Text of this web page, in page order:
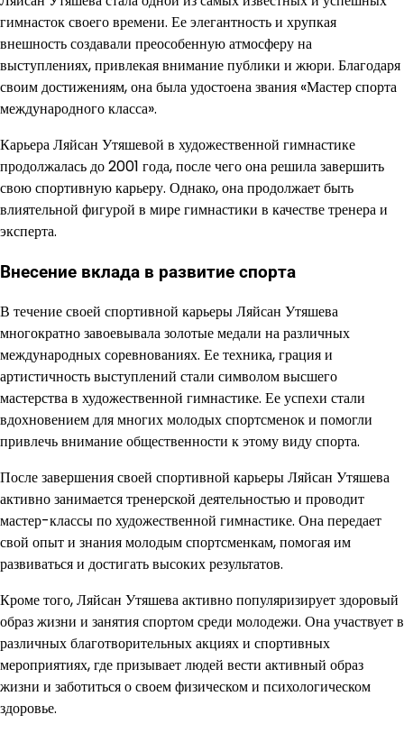
гимнасток своего времени. Ее элегантность и хрупкая
внешность создавали преособенную атмосферу на
выступлениях, привлекая внимание публики и жюри. Благодаря
своим достижениям, она была удостоена звания «Мастер спорта
международного класса».
Карьера Ляйсан Утяшевой в художественной гимнастике
продолжалась до 2001 года, после чего она решила завершить
свою спортивную карьеру. Однако, она продолжает быть
влиятельной фигурой в мире гимнастики в качестве тренера и
эксперта.
Внесение вклада в развитие спорта
В течение своей спортивной карьеры Ляйсан Утяшева
многократно завоевывала золотые медали на различных
международных соревнованиях. Ее техника, грация и
артистичность выступлений стали символом высшего
мастерства в художественной гимнастике. Ее успехи стали
вдохновением для многих молодых спортсменок и помогли
привлечь внимание общественности к этому виду спорта.
После завершения своей спортивной карьеры Ляйсан Утяшева
активно занимается тренерской деятельностью и проводит
мастер-классы по художественной гимнастике. Она передает
свой опыт и знания молодым спортсменкам, помогая им
развиваться и достигать высоких результатов.
Кроме того, Ляйсан Утяшева активно популяризирует здоровый
образ жизни и занятия спортом среди молодежи. Она участвует в
различных благотворительных акциях и спортивных
мероприятиях, где призывает людей вести активный образ
жизни и заботиться о своем физическом и психологическом
здоровье.